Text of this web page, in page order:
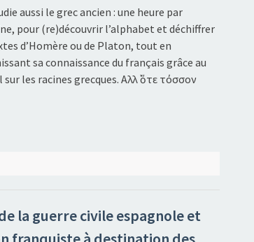
aussi le grec ancien : une heure par
pour (re)découvrir l’alphabet et déchiffrer
d’Homère ou de Platon, tout en
sa connaissance du français grâce au
les racines grecques. Aλλ᾽ ὅτε τόσσον
la guerre civile espagnole et